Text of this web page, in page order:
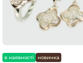
в наявності новинка